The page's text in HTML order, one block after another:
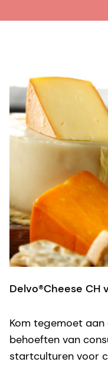
Delvo®Cheese
Kom tegemoet
behoeften van
startculturen voor